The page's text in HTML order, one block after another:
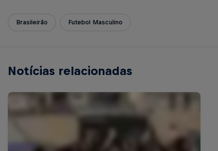
Brasileirão Futebol Masculino
Notícias relacionadas